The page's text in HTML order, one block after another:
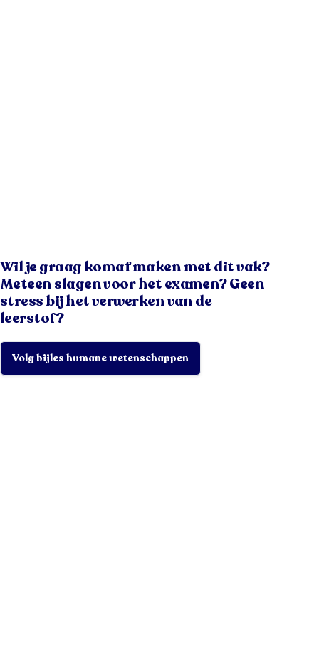
Wil je graag komaf maken met dit vak?
Meteen slagen voor het examen? Geen
stress bij het verwerken van de
leerstof?
Volg bijles humane wetenschappen